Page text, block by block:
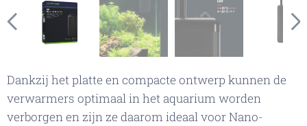
Dennerle Heater Constant 75 W in het aqaurium
Dennerle Heater Constant 75 W LED-aanduiding voor
temperatuur
Dennerle Heater Constant 75 W
Dankzij het platte en compacte ontwerp kunnen de
verwarmers optimaal in het aquarium worden
verborgen en zijn ze daarom ideaal voor Nano-